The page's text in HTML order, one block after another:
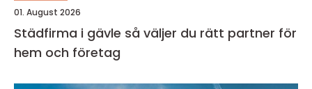
01. August 2026
Städfirma i gävle så väljer du rätt partner för
hem och företag